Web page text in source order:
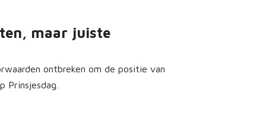
maar juiste
ontbreken om de positie van
Prinsjesdag.